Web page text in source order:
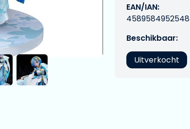
EAN/IAN:
4589584952548
Beschikbaar:
Uitverkocht